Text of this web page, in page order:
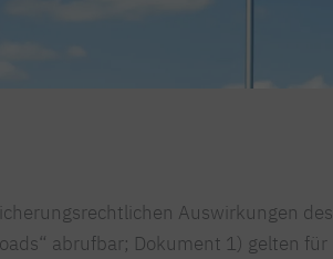
Auswirkungen des
abrufbar; Dokument 1) gelten für